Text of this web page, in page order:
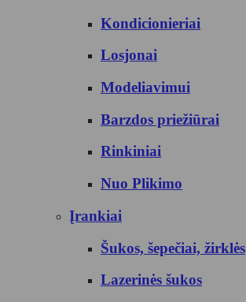
Kondicionieriai
Losjonai
Modeliavimui
Barzdos priežiūrai
Rinkiniai
Nuo Plikimo
Įrankiai
Šukos, šepečiai, žirklės
Lazerinės šukos